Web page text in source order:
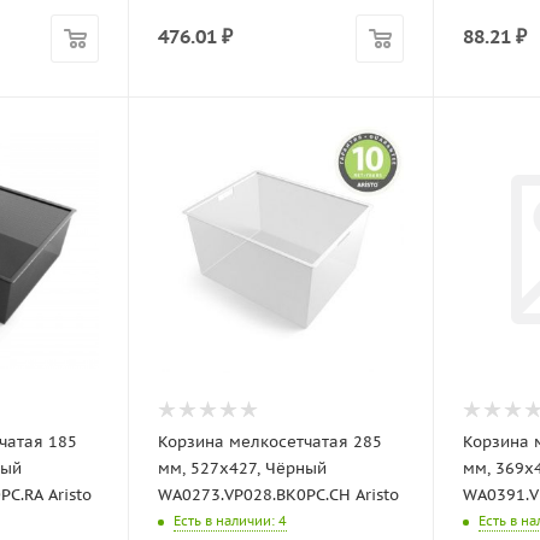
476.01 ₽ 88.21 ₽
185
Aristo
Корзина мелкосетчатая 285
мм, 527х427, Чёрный
WA0273.VP028.BK0PC.CH Aristo
Есть в наличии: 4
Корзина
мм,
Есть в